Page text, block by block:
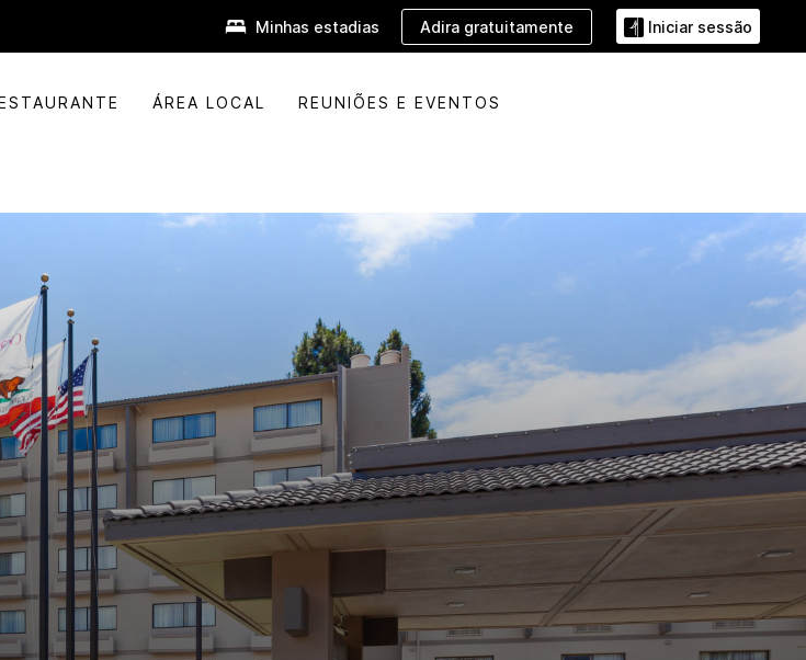
Minhas estadias Adira gratuitamente Iniciar sessão
ÁREA LOCAL REUNIÕES E EVENTOS